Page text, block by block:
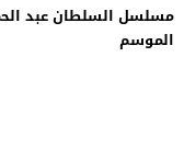
الموسم